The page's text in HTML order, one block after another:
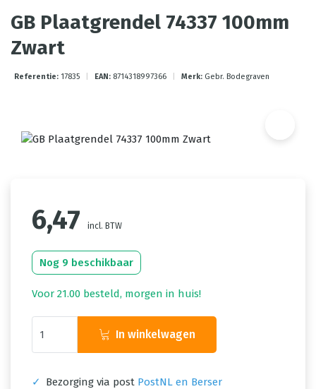
GB Plaatgrendel 74337 100mm
Zwart
Referentie: 17835 EAN: 8714318997366 Merk: Gebr. Bodegraven
6,47 incl. BTW
Nog 9 beschikbaar
Voor 21.00 besteld, morgen in huis!
In winkelwagen
✓ Bezorging via post PostNL en Berser